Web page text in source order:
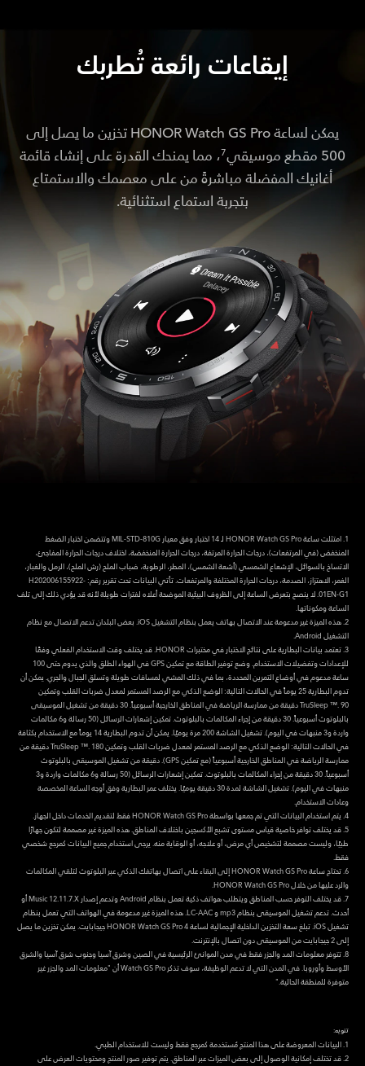
إيقاعات رائعة تُطربك
يمكن لساعة HONOR Watch GS Pro تخزين ما يصل إلى
500 مقطع موسيقي
7، مما يمنحك القدرة على إنشاء قائمة
أغانيك المفضلة مباشرةً من على معصمك والاستمتاع
بتجربة استماع استثنائية.
1. امتثلت ساعة HONOR Watch GS Pro لـ 14 اختبار وفق معيار MIL-STD-810G وتتضمن اختبار الضغط
المنخفض (في المرتفعات)، درجات الحرارة المرتفة، درجات الحرارة المنخفضة، اختلاف درجات الحرارة المفاجئ،
الاتساخ بالسوائل، الإشعاع الشمسي (أشعة الشمس)، المطر، الرطوبة، ضباب الملح (رش الملح)، الرمل والغبار،
الغمر، الاهتزاز، الصدمة، درجات الحرارة المختلفة والمرتفعات. تأتي البيانات تحت تقرير رقم: H202006155922-
01EN-G1. لا ينصح بتعرض الساعة إلى الظروف البيئية الموضحة أعلاه لفترات طويلة لأنه قد يؤدي ذلك إلى تلف
الساعة ومكوناتها.
2. هذه الميزة غير مدعومة عند الاتصال بهاتف يعمل بنظام التشغيل iOS. بعض البلدان تدعم الاتصال مع نظام
التشغيل Android.
3. تعتمد بيانات البطارية على نتائج الاختبار في مختبرات HONOR. قد يختلف وقت الاستخدام الفعلي وفقًا
للإعدادات وتفضيلات الاستخدام. وضع توفير الطاقة مع تمكين GPS في الهواء الطلق والذي يدوم حتى 100
ساعة مدعوم في أوضاع التمرين المحددة، بما في ذلك المشي لمسافات طويلة وتسلق الجبال والجري. يمكن أن
تدوم البطارية 25 يوماً في الحالات التالية: الوضع الذكي مع الرصد المستمر لمعدل ضربات القلب وتمكين
TruSleep ™. 90 دقيقة من ممارسة الرياضة في المناطق الخارجية أسبوعياً. 30 دقيقة من تشغيل الموسيقى
بالبلوتوث أسبوعياً. 30 دقيقة من إجراء المكالمات بالبلوتوث. تمكين إشعارات الرسائل (50 رسالة و6 مكالمات
واردة و3 منبهات في اليوم). تشغيل الشاشة 200 مرة يوميًا. يمكن أن تدوم البطارية 14 يوماً مع الاستخدام بكثافة
في الحالات التالية: الوضع الذكي مع الرصد المستمر لمعدل ضربات القلب وتمكين TruSleep ™. 180 دقيقة من
ممارسة الرياضة في المناطق الخارجية أسبوعياً (مع تمكين GPS). دقيقة من تشغيل الموسيقى بالبلوتوث
أسبوعياً. 30 دقيقة من إجراء المكالمات بالبلوتوث. تمكين إشعارات الرسائل (50 رسالة و6 مكالمات واردة و3
منبهات في اليوم). تشغيل الشاشة لمدة 30 دقيقة يوميًا. يختلف عمر البطارية وفق أوجه الساعة المخصصة
وعادات الاستخدام.
4. يتم استخدام البيانات التي تم جمعها بواسطة HONOR Watch GS Pro فقط لتقديم الخدمات داخل الجهاز.
5. قد يختلف توافر خاصية قياس مستوى تشبع الأكسجين باختلاف المناطق. هذه الميزة غير مصممة لتكون جهازًا
طبيًا، وليست مصممة لتشخيص أي مرض، أو علاجه، أو الوقاية منه. يرجى استخدام جميع البيانات كمرجع شخصي
فقط.
6. تحتاج ساعة HONOR Watch GS Pro إلى البقاء على اتصال بهاتفك الذكي عبر البلوتوث لتلقي المكالمات
والرد عليها من خلال HONOR Watch GS Pro.
7. قد يختلف التوفر حسب المناطق ويتطلب هواتف ذكية تعمل بنظام Android وتدعم إصدار Music 12.11.7.X أو
أحدث. تدعم تشغيل الموسيقى بنظام mp3 و LC-AAC. هذه الميزة غير مدعومة في الهواتف التي تعمل بنظام
تشغيل iOS. تبلغ سعة التخزين الداخلية الإجمالية لساعة HONOR Watch GS Pro 4 جيجابايت. يمكن تخزين ما يصل
إلى 2 جيجابايت من الموسيقى دون اتصال بالإنترنت.
8. تتوفر معلومات المد والجزر فقط في مدن الموانئ الرئيسية في الصين وشرق آسيا وجنوب شرق آسيا والشرق
الأوسط وأوروبا. في المدن التي لا تدعم الوظيفة، سوف تذكر Watch GS Pro أن "معلومات المد والجزر غير
متوفرة للمنطقة الحالية."
تنويه:
1. البيانات المعروضة على هذا المنتج مُستخدمة كمرجع فقط وليست للاستخدام الطبي.
2. قد تختلف إمكانية الوصول إلى بعض الميزات عبر المناطق. يتم توفير صور المنتج ومحتويات العرض على